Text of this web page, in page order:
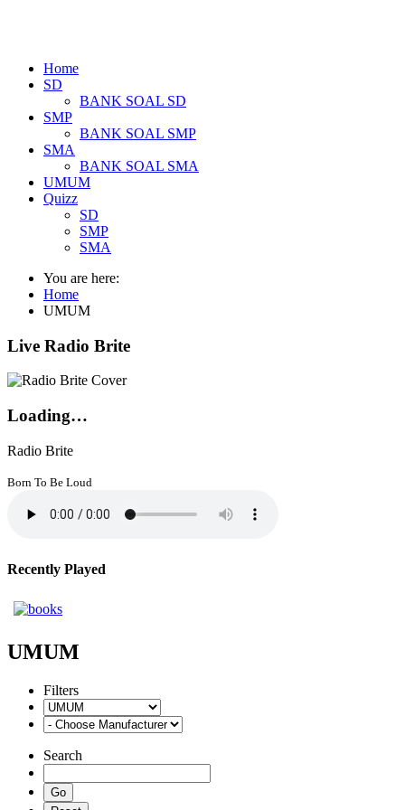
Home
SD
BANK SOAL SD
SMP
BANK SOAL SMP
SMA
BANK SOAL SMA
UMUM
Quizz
SD
SMP
SMA
You are here:
Home
UMUM
Live Radio Brite
Loading…
Radio Brite
Born To Be Loud
Recently Played
UMUM
Filters
Search